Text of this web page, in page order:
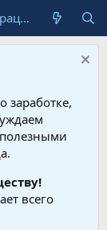
Регистрация
всего